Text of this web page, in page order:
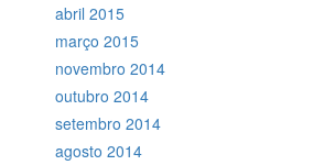
abril 2015
março 2015
novembro 2014
outubro 2014
setembro 2014
agosto 2014